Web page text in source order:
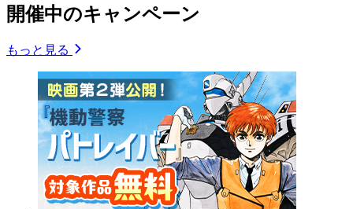
開催中のキャンペーン
もっと見る